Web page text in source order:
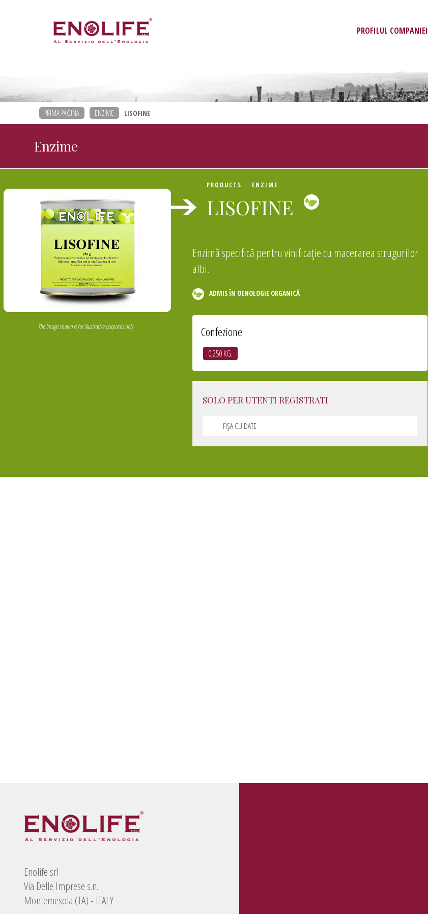
PROFILUL COMPANIEI
PRIMA PAGINĂ ENZIME LISOFINE
Enzime
The image shown is for illustrative purposes only
PRODUCTS ENZIME
LISOFINE
Enzimă specifică pentru vinificaţie cu macerarea strugurilor
albi.
ADMIS ÎN OENOLOGIE ORGANICĂ
Confezione
0,250 KG.
SOLO PER UTENTI REGISTRATI
FIȘA CU DATE
Enolife srl
Via Delle Imprese s.n.
Montemesola (TA) - ITALY